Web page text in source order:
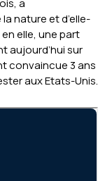
a
nature et d’elle-
elle, une part
aujourd’hui sur
convaincue 3 ans
aux Etats-Unis.